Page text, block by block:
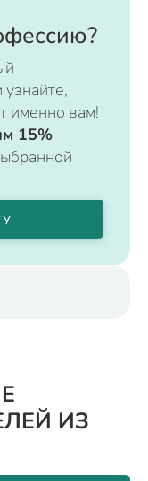
именно вам!
15%
ИЗ